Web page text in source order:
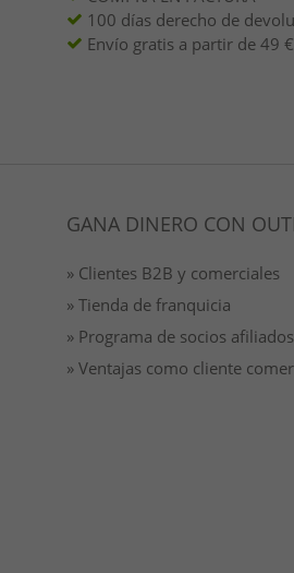
100 días derecho de
Envío gratis a partir de 49 €
GANA DINERO CON
» Clientes B2B y comerciales
» Tienda de franquicia
» Programa de socios afiliados
» Ventajas como cliente